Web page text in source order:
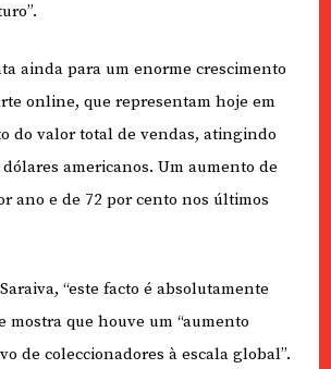
ainda para um enorme crescimento
online, que representam hoje em
do valor total de vendas, atingindo
americanos. Um aumento de
ano e de 72 por cento nos últimos
“este facto é absolutamente
mostra que houve um “aumento
de coleccionadores à escala global”.